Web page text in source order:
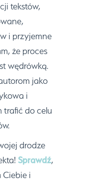
tekstów,
i przyjemne
że proces
wędrówką.
jako
i
trafić do celu
drodze
Sprawdź,
Ciebie i